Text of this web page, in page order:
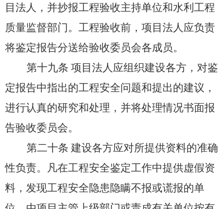
目法人，并抄报工程验收主持单位和水利工程
质量监督部门。工程验收前，项目法人应负责
将鉴定报告分送给验收委员会各成员。
第十九条 项目法人应组织建设各方，对鉴
定报告中指出的工程安全问题和提出的建议，
进行认真的研究和处理，并将处理情况书面报
告验收委员会。
第二十条 建设各方应对所提供资料的准确
性负责。凡在工程安全鉴定工作中提供虚假资
料，发现工程安全隐患隐瞒不报或谎报的单